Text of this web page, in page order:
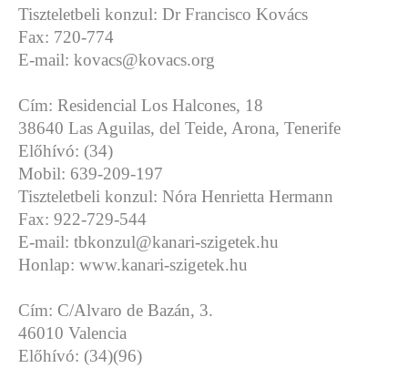
Tiszteletbeli konzul: Dr Francisco Kovács
Fax: 720-774
E-mail: kovacs@kovacs.org
Cím: Residencial Los Halcones, 18
38640 Las Aguilas, del Teide, Arona, Tenerife
Előhívó: (34)
Mobil: 639-209-197
Tiszteletbeli konzul: Nóra Henrietta Hermann
Fax: 922-729-544
E-mail: tbkonzul@kanari-szigetek.hu
Honlap: www.kanari-szigetek.hu
Cím: C/Alvaro de Bazán, 3.
46010 Valencia
Előhívó: (34)(96)